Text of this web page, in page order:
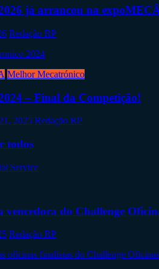
já arrancou na
Redação RP
Melhor Mecatrónico
– Final da Competição!
2025 Redação RP
todos
do Challenge
Redação RP